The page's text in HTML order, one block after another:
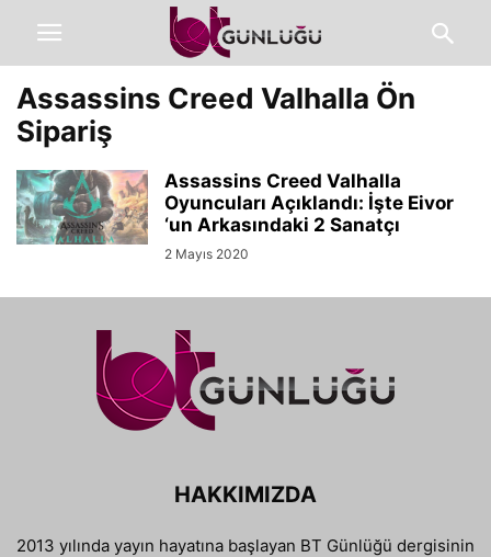
Assassins Creed Valhalla Ön
Sipariş
Assassins Creed Valhalla
Oyuncuları Açıklandı: İşte Eivor
‘un Arkasındaki 2 Sanatçı
2 Mayıs 2020
HAKKIMIZDA
2013 yılında yayın hayatına başlayan BT Günlüğü dergisinin